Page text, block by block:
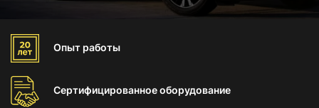
Опыт работы
Сертифицированноеоборудование